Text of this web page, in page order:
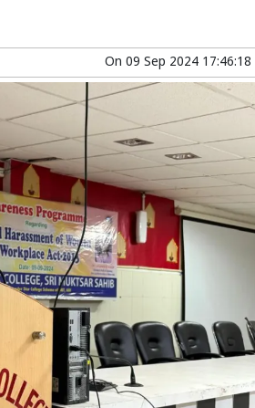
On 09 Sep 2024 17:46:18